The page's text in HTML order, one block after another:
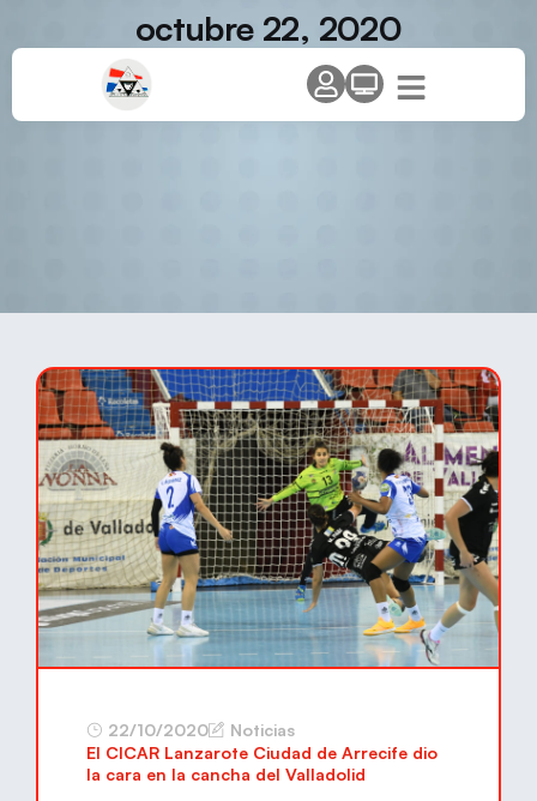
octubre 22, 2020
22/10/2020
Noticias
El CICAR Lanzarote Ciudad de Arrecife dio
la cara en la cancha del Valladolid